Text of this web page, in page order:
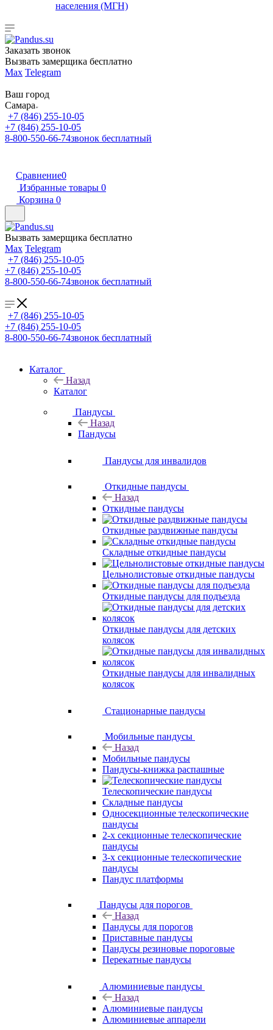
населения (МГН)
Заказать звонок
Вызвать замерщика бесплатно
Max Telegram
Ваш город
Самара
+7 (846) 255-10-05
+7 (846) 255-10-05
8-800-550-66-74звонок бесплатный
Сравнение0
Избранные товары 0
Корзина 0
Вызвать замерщика бесплатно
Max Telegram
+7 (846) 255-10-05
+7 (846) 255-10-05
8-800-550-66-74звонок бесплатный
+7 (846) 255-10-05
+7 (846) 255-10-05
8-800-550-66-74звонок бесплатный
Каталог
Назад
Каталог
Пандусы
Назад
Пандусы
Пандусы для инвалидов
Откидные пандусы
Назад
Откидные пандусы
Откидные раздвижные пандусы
Складные откидные пандусы
Цельнолистовые откидные пандусы
Откидные пандусы для подъезда
Откидные пандусы для детских
колясок
Откидные пандусы для инвалидных
колясок
Стационарные пандусы
Мобильные пандусы
Назад
Мобильные пандусы
Пандусы-книжка распашные
Телескопические пандусы
Складные пандусы
Односекционные телескопические
пандусы
2-х секционные телескопические
пандусы
3-х секционные телескопические
пандусы
Пандус платформы
Пандусы для порогов
Назад
Пандусы для порогов
Приставные пандусы
Пандусы резиновые пороговые
Перекатные пандусы
Алюминиевые пандусы
Назад
Алюминиевые пандусы
Алюминиевые аппарели